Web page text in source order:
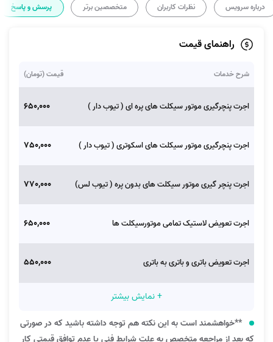
درباره سرویس نظرات کاربران متخصصین برتر پرسش و پاسخ
راهنمای قیمت
شرح خدمات قیمت (تومان)
اجرت پنچرگیری موتور سیکلت های پره ای ( تیوب دار ) 650,000
اجرت پنچرگیری موتور سیکلت های اسکوتری ( تیوب دار ) 750,000
اجرت پنچر گیری موتور سیکلت های بدون پره ( تیوب لس) 770,000
اجرت تعویض لاستیک تمامی موتورسیکلت ها 650,000
اجرت تعویض باتری و باتری به باتری 550,000
+ نمایش بیشتر
**خواهشمند است به این نکته هم توجه داشته باشید که در صورتی